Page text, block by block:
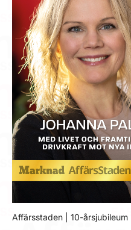
Affärsstaden | 10-årsjubileum